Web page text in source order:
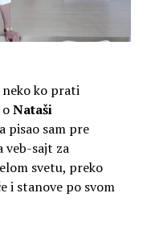
ko prati
Nataši
pisao sam pre
veb-sajt za
svetu, preko
i stanove po svom